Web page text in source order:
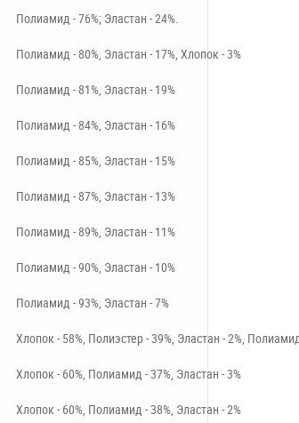
Полиамид - 76%; Эластан - 24%.
Полиамид - 80%, Эластан - 17%, Хлопок - 3%
Полиамид - 81%, Эластан - 19%
Полиамид - 84%, Эластан - 16%
Полиамид - 85%, Эластан - 15%
Полиамид - 87%, Эластан - 13%
Полиамид - 89%, Эластан - 11%
Полиамид - 90%, Эластан - 10%
Полиамид - 93%, Эластан - 7%
Хлопок - 58%, Полиэстер - 39%, Эластан - 2%,
Хлопок - 60%, Полиамид - 37%, Эластан - 3%
Хлопок - 60%, Полиамид - 38%, Эластан - 2%